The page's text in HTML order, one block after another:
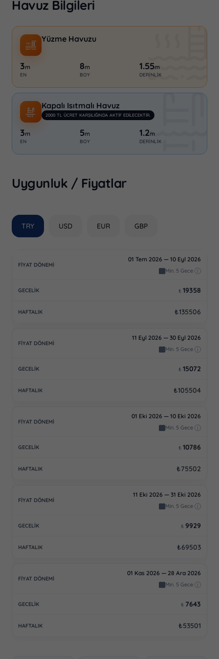
Havuz Bilgileri
Yüzme Havuzu
3m
EN
8m
BOY
1.55m
DERINLIK
Kapalı Isıtmalı Havuz
2000 TL ÜCRET KARŞILIĞINDA AKTIF EDILECEKTIR.
3m
EN
5m
BOY
1.2m
DERINLIK
Uygunluk / Fiyatlar
TRY USD EUR GBP
01 Tem 2026 — 10 Eyl 2026
Min. 5 Gece
₺ 19358
₺135506
11 Eyl 2026 — 30 Eyl 2026
Min. 5 Gece
₺ 15072
₺105504
01 Eki 2026 — 10 Eki 2026
Min. 5 Gece
₺ 10786
₺75502
11 Eki 2026 — 31 Eki 2026
Min. 5 Gece
₺ 9929
₺69503
01 Kas 2026 — 28 Ara 2026
Min. 5 Gece
₺ 7643
₺53501